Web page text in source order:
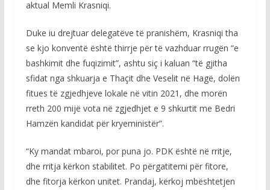
aktual Memli Krasniqi.
Duke iu drejtuar delegatëve të pranishëm, Krasniqi tha
se kjo konventë është thirrje për të vazhduar rrugën “e
bashkimit dhe fuqizimit”, ashtu siç i kaluan “të gjitha
sfidat nga shkuarja e Thaçit dhe Veselit në Hagë, dolën
fitues të zgjedhjeve lokale në vitin 2021, dhe morën
rreth 200 mijë vota në zgjedhjet e 9 shkurtit me Bedri
Hamzën kandidat për kryeministër”.
“Ky mandat mbaroi, por puna jo. PDK është në rritje,
dhe rritja kërkon stabilitet. Po përgatitemi për fitore,
dhe fitorja kërkon unitet. Prandaj, kërkoj mbështetjen